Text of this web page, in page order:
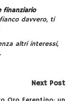
finanziario
davvero, ti
altri interessi,
Next Post